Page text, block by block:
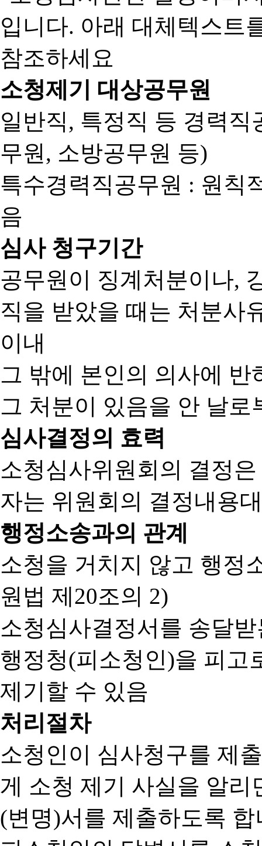
소청제기 대상공무원
일반직, 특정직 등 경력
무원, 소방공무원 등)
특수경력직공무원 : 원칙
음
심사 청구기간
공무원이 징계처분이나,
직을 받았을 때는 처분사
이내
그 밖에 본인의 의사에
그 처분이 있음을 안 날로
심사결정의 효력
소청심사위원회의 결정
자는 위원회의 결정내용
행정소송과의 관계
소청을 거치지 않고 행정
원법 제20조의 2)
소청심사결정서를 송달
행정청(피소청인)을 피고
제기할 수 있음
처리절차
소청인이 심사청구를 제
게 소청 제기 사실을 알
(변명)서를 제출하도록 합